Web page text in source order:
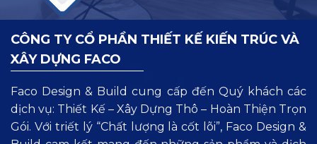
CÔNG TY CỔ PHẦN THIẾT KẾ KIẾN TRÚC VÀ
XÂY DỰNG FACO
Faco Design & Build cung cấp đến Quý khách các
dịch vụ: Thiết Kế – Xây Dựng Thô – Hoàn Thiện Trọn
Gói. Với triết lý “Chất lượng là cốt lõi”, Faco Design &